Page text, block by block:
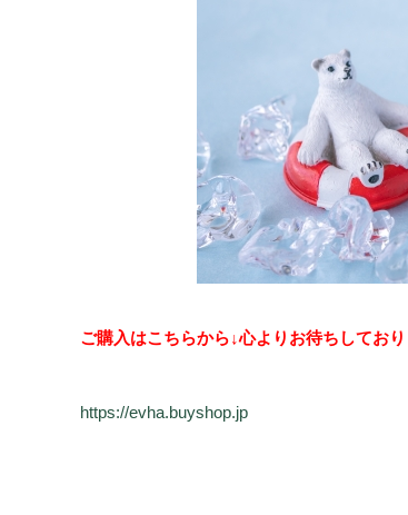
ご購入はこちらから↓心よりお待ちしており
https://evha.buyshop.jp